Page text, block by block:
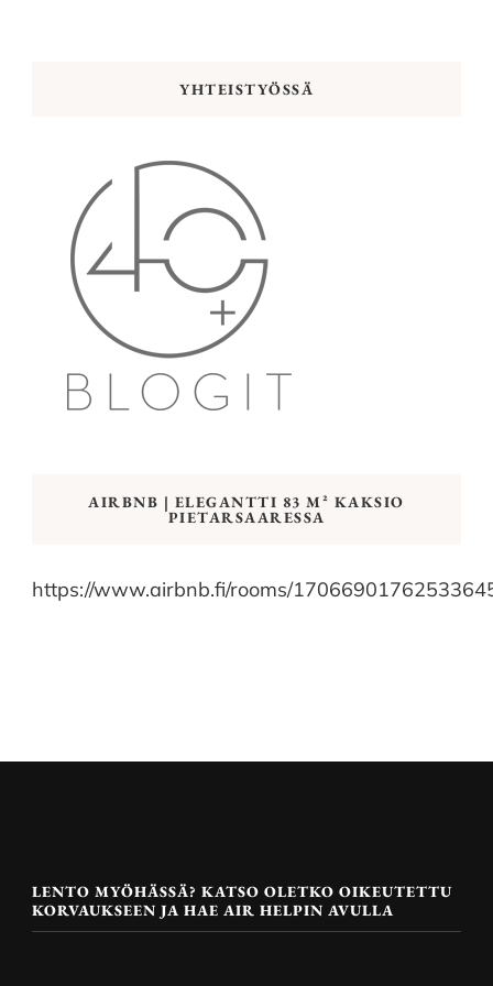
YHTEISTYÖSSÄ
AIRBNB | ELEGANTTI 83 M² KAKSIO
PIETARSAARESSA
https://www.airbnb.fi/rooms/
LENTO MYÖHÄSSÄ? KATSO OLETKO OIKEUTETTU
KORVAUKSEEN JA HAE AIR HELPIN AVULLA